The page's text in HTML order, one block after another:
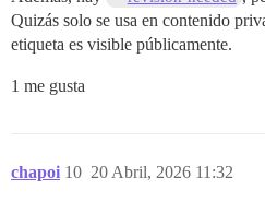
Quizás solo se usa en contenido
etiqueta es visible públicamente.
1 me gusta
chapoi 20 Abril, 2026 11:32
10